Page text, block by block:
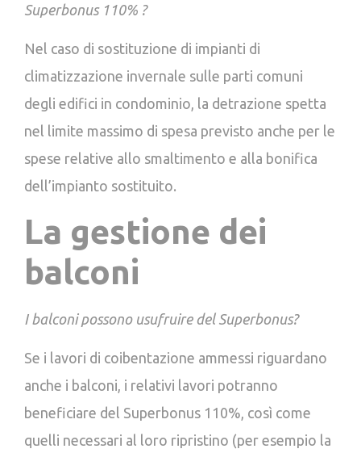
Superbonus 110% ?
Nel caso di sostituzione di impianti di
climatizzazione invernale sulle parti comuni
degli edifici in condominio, la detrazione spetta
nel limite massimo di spesa previsto anche per le
spese relative allo smaltimento e alla bonifica
dell’impianto sostituito.
La gestione dei
balconi
I balconi possono usufruire del Superbonus?
Se i lavori di coibentazione ammessi riguardano
anche i balconi, i relativi lavori potranno
beneficiare del Superbonus 110%, così come
quelli necessari al loro ripristino (per esempio la